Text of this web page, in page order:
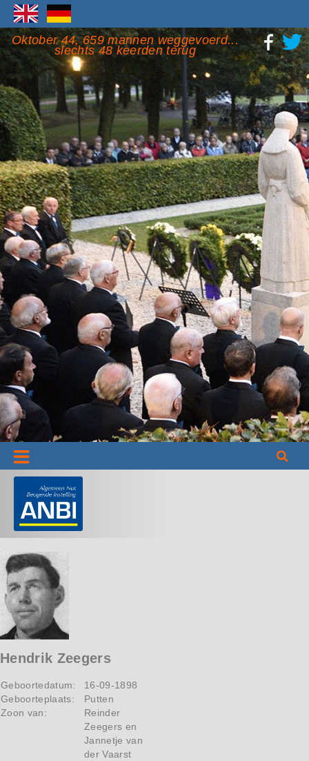
Oktober 44, 659 mannen weggevoerd...
slechts 48 keerden terug
Informatie
Hendrik Zeegers
Geboortedatum:
16-09-1898
Geboorteplaats:
Putten
Zoon van:
Reinder
Zeegers en
Jannetje van
der Vaarst